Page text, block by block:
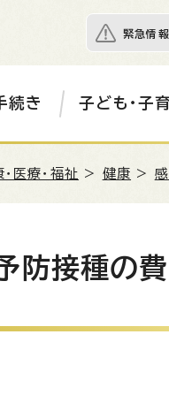
緊急情
続き 子ども・子
医療・福祉 > 健康 >
防接種の